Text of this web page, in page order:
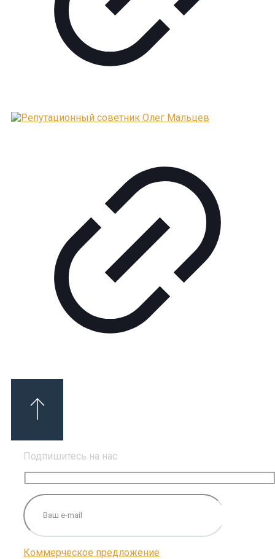
Подпишитесь на нас
Коммерческое предложение